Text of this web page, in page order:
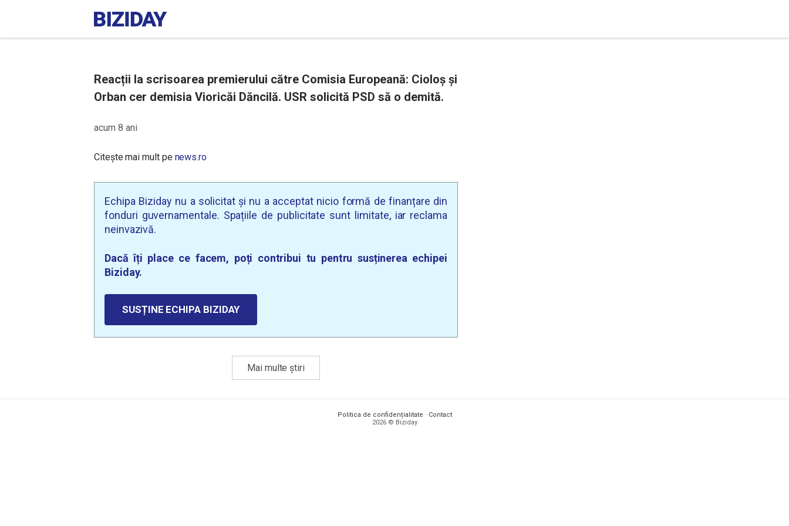
Reacții la scrisoarea premierului către Comisia Europeană: Cioloș și
Orban cer demisia Vioricăi Dăncilă. USR solicită PSD să o demită.
acum 8 ani
Citește mai mult pe news.ro
Echipa Biziday nu a solicitat și nu a acceptat nicio formă de finanțare din
fonduri guvernamentale. Spațiile de publicitate sunt limitate, iar reclama
neinvazivă.
Dacă îți place ce facem, poți contribui tu pentru susținerea echipei
Biziday.
SUSȚINE ECHIPA BIZIDAY
Mai multe știri
Politica de confidențialitate · Contact
2026 © Biziday